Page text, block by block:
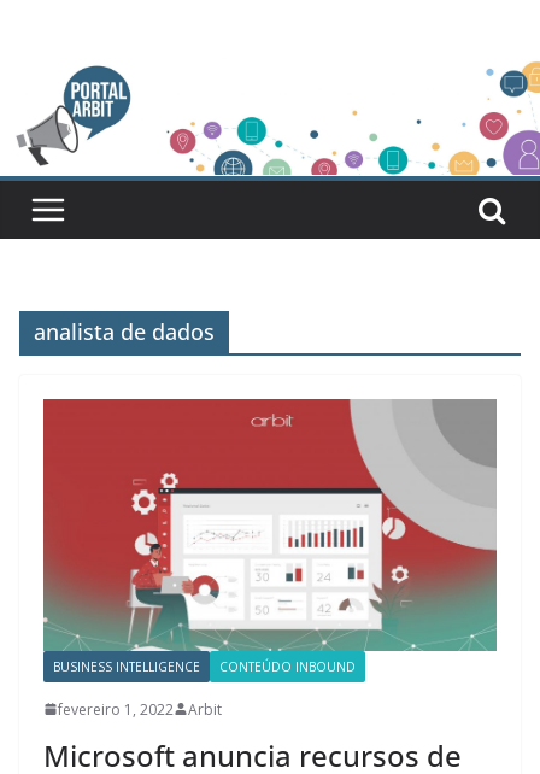
conteúdo
analista de dados
BUSINESS INTELLIGENCE CONTEÚDO INBOUND
fevereiro 1, 2022 Arbit
Microsoft anuncia recursos de